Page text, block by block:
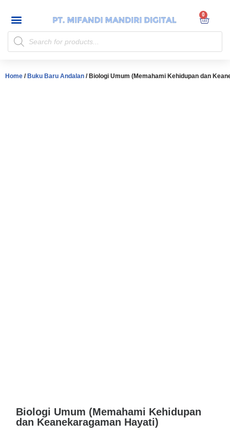
content
Home / Buku Baru Andalan / Biologi Umum (Memahami Kehidupan dan
Biologi Umum (Memahami Kehidupan
dan Keanekaragaman Hayati)